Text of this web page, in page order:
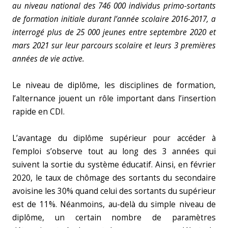
au niveau national des 746 000individus primo-sortants
de formation initiale durant l’année scolaire 2016-2017, a
interrogé plus de 25 000 jeunes entre septembre 2020 et
mars 2021 sur leur parcours scolaire et leurs 3 premières
années de vie active.
Le niveau de diplôme, les disciplines de formation,
l’alternance jouent un rôle important dans l’insertion
rapide en CDI.
L’avantage du diplôme supérieur pour accéder à
l’emploi s’observe tout au long des 3 années qui
suivent la sortie du système éducatif. Ainsi, en février
2020, le taux de chômage des sortants du secondaire
avoisine les 30% quand celui des sortants du supérieur
est de 11%. Néanmoins, au-delà du simple niveau de
diplôme, un certain nombre de paramètres